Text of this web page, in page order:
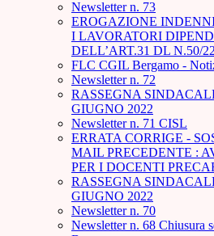
Newsletter n. 73
EROGAZIONE
I LAVORATORI
DELL’ART.31 DL N.50/
FLC CGIL Bergamo -
Newsletter n. 72
RASSEGNA
GIUGNO 2022
Newsletter n. 71 CISL
ERRATA CORRIGE -
MAIL PRECEDENTE :
PER I DOCENTI
RASSEGNA
GIUGNO 2022
Newsletter n. 70
Newsletter n. 68 Chiusura